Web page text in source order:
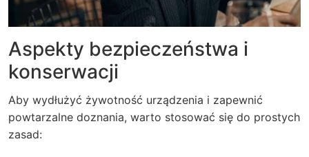
Aspekty bezpieczeństwa i
konserwacji
Aby wydłużyć żywotność urządzenia i zapewnić
powtarzalne doznania, warto stosować się do prostych
zasad: